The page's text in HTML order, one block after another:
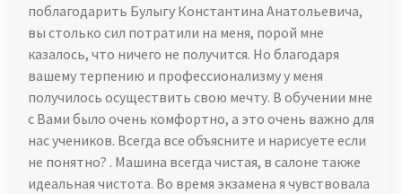
поблагодарить Булыгу Константина Анатольевича,
вы столько сил потратили на меня, порой мне
казалось, что ничего не получится. Но благодаря
вашему терпению и профессионализму у меня
получилось осуществить свою мечту. В обучении мне
с Вами было очень комфортно, а это очень важно для
нас учеников. Всегда все объясните и нарисуете если
не понятно? . Машина всегда чистая, в салоне также
идеальная чистота. Во время экзамена я чувствовала